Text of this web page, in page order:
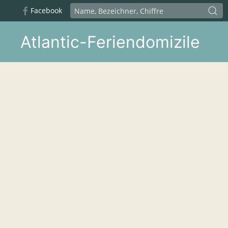
Facebook
Atlantic-Feriendomizile